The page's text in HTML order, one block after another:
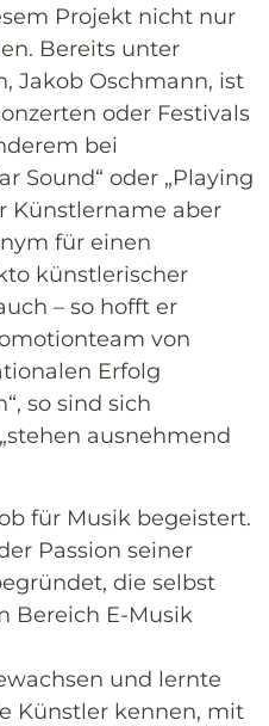
Projekt nicht nur
Bereits unter
Jakob Oschmann, ist
oder Festivals
bei
Sound“ oder „Playing
Künstlername aber
für einen
künstlerischer
– so hofft er
von
Erfolg
so sind sich
ausnehmend
für Musik begeistert.
Passion seiner
die selbst
Bereich E-Musik
und lernte
Künstler kennen, mit